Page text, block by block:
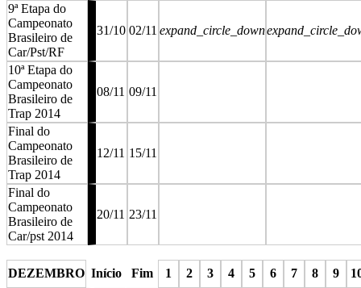
9ª Etapa do
Campeonato
Brasileiro de
Car/Pst/RF
31/10 02/11 expand_circle_down
10ª Etapa do
Campeonato
Brasileiro de
Trap 2014
08/11 09/11
Final do
Campeonato
Brasileiro de
Trap 2014
12/11 15/11
Final do
Campeonato
Brasileiro de
Car/pst 2014
20/11 23/11
DEZEMBRO Início Fim 1 2 3 4 5 6 7 8 9